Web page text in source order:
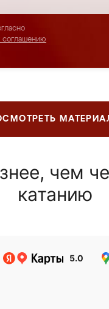
соглашению
чем
катанию
5.0